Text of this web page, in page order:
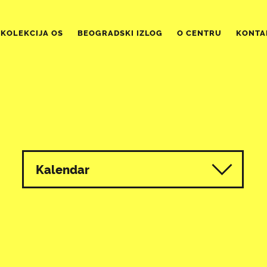
KOLEKCIJA OS BEOGRADSKI IZLOG O CENTRU
Kalendar